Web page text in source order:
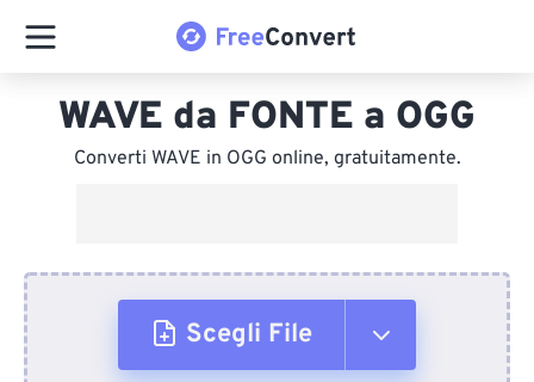
WAVE da FONTE a OGG
Converti WAVE in OGG online, gratuitamente.
Scegli File